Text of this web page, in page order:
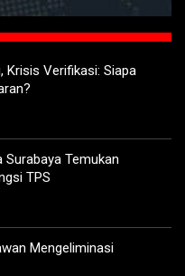
Krisis Verifikasi: Siapa
Surabaya Temukan
TPS
Mengeliminasi